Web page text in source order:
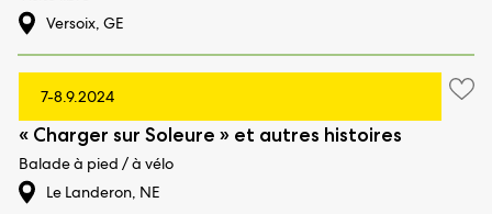
Versoix, GE
7-8.9.2024
« Charger sur Soleure » et autres histoires
Le Landeron, NE
Balade à pied / à vélo